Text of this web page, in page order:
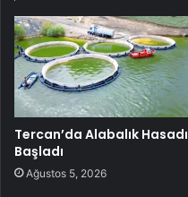
Tercan’da Alabalık Hasadı
Başladı
Ağustos 5, 2026